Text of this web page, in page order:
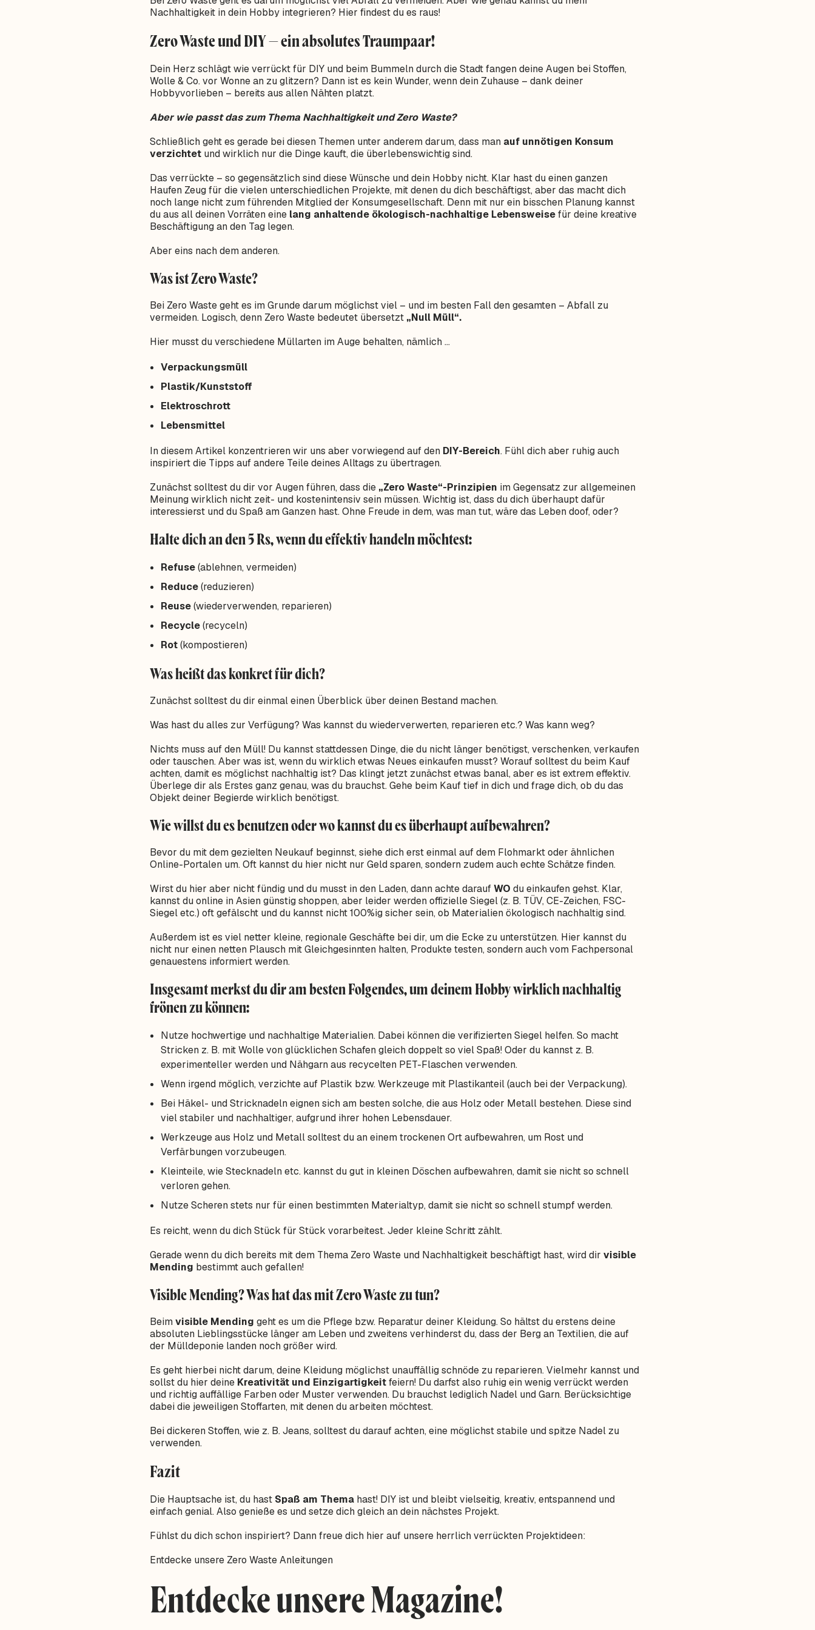
Nachhaltigkeit in dein Hobby integrieren? Hier findest du es raus!
Zero Waste und DIY – ein absolutes Traumpaar!
Dein Herz schlägt wie verrückt für DIY und beim Bummeln durch die Stadt fangen deine Augen bei Stoffen,
Wolle & Co. vor Wonne an zu glitzern? Dann ist es kein Wunder, wenn dein Zuhause – dank deiner
Hobbyvorlieben – bereits aus allen Nähten platzt.
Aber wie passt das zum Thema Nachhaltigkeit und Zero Waste?
Schließlich geht es gerade bei diesen Themen unter anderem darum, dass man auf unnötigen Konsum
verzichtet und wirklich nur die Dinge kauft, die überlebenswichtig sind.
Das verrückte – so gegensätzlich sind diese Wünsche und dein Hobby nicht. Klar hast du einen ganzen
Haufen Zeug für die vielen unterschiedlichen Projekte, mit denen du dich beschäftigst, aber das macht dich
noch lange nicht zum führenden Mitglied der Konsumgesellschaft. Denn mit nur ein bisschen Planung kannst
du aus all deinen Vorräten eine lang anhaltende ökologisch-nachhaltige Lebensweisefür deine kreative
Beschäftigung an den Tag legen.
Aber eins nach dem anderen.
Was ist Zero Waste?
Bei Zero Waste geht es im Grunde darum möglichst viel – und im besten Fall den gesamten – Abfall zu
vermeiden. Logisch, denn Zero Waste bedeutet übersetzt „Null Müll“.
Hier musst du verschiedene Müllarten im Auge behalten, nämlich …
Verpackungsmüll
Plastik/Kunststoff
Elektroschrott
Lebensmittel
In diesem Artikel konzentrieren wir uns aber vorwiegend auf den DIY-Bereich. Fühl dich aber ruhig auch
inspiriert die Tipps auf andere Teile deines Alltags zu übertragen.
Zunächst solltest du dir vor Augen führen, dass die „Zero Waste“-Prinzipien im Gegensatz zur allgemeinen
Meinung wirklich nicht zeit- und kostenintensiv sein müssen. Wichtig ist, dass du dich überhaupt dafür
interessierst und du Spaß am Ganzen hast. Ohne Freude in dem, was man tut, wäre das Leben doof, oder?
Halte dich an den 5 Rs, wenn du effektiv handeln möchtest:
Refuse(ablehnen, vermeiden)
Reduce(reduzieren)
Reuse(wiederverwenden, reparieren)
Recycle(recyceln)
Rot(kompostieren)
Was heißt das konkret für dich?
Zunächst solltest du dir einmal einen Überblick über deinen Bestand machen.
Was hast du alles zur Verfügung? Was kannst du wiederverwerten, reparieren etc.? Was kann weg?
Nichts muss auf den Müll! Du kannst stattdessen Dinge, die du nicht länger benötigst, verschenken, verkaufen
oder tauschen. Aber was ist, wenn du wirklich etwas Neues einkaufen musst? Worauf solltest du beim Kauf
achten, damit es möglichst nachhaltig ist? Das klingt jetzt zunächst etwas banal, aber es ist extrem effektiv.
Überlege dir als Erstes ganz genau, was du brauchst. Gehe beim Kauf tief in dich und frage dich, ob du das
Objekt deiner Begierde wirklich benötigst.
Wie willst du es benutzen oder wo kannst du es überhaupt aufbewahren?
Bevor du mit dem gezielten Neukauf beginnst, siehe dich erst einmal auf dem Flohmarkt oder ähnlichen
Online-Portalen um. Oft kannst du hier nicht nur Geld sparen, sondern zudem auch echte Schätze finden.
Wirst du hier aber nicht fündig und du musst in den Laden, dann achte daraufWO du einkaufen gehst. Klar,
kannst du online in Asien günstig shoppen, aber leider werden offizielle Siegel (z. B. TÜV, CE-Zeichen, FSC-
Siegel etc.) oft gefälscht und du kannst nicht 100%ig sicher sein, ob Materialien ökologisch nachhaltig sind.
Außerdem ist es viel netter kleine, regionale Geschäfte bei dir, um die Ecke zu unterstützen. Hier kannst du
nicht nur einen netten Plausch mit Gleichgesinnten halten, Produkte testen, sondern auch vom Fachpersonal
genauestens informiert werden.
Insgesamt merkst du dir am besten Folgendes, um deinem Hobby wirklich nachhaltig
frönen zu können:
Nutze hochwertige und nachhaltige Materialien. Dabei können die verifizierten Siegel helfen. So macht
Stricken z. B. mit Wolle von glücklichen Schafen gleich doppelt so viel Spaß! Oder du kannst z. B.
experimenteller werden und Nähgarn aus recycelten PET-Flaschen verwenden.
Wenn irgend möglich, verzichte auf Plastik bzw. Werkzeuge mit Plastikanteil (auch bei der Verpackung).
Bei Häkel- und Stricknadeln eignen sich am besten solche, die aus Holz oder Metall bestehen. Diese sind
viel stabiler und nachhaltiger, aufgrund ihrer hohen Lebensdauer.
Werkzeuge aus Holz und Metall solltest du an einem trockenen Ort aufbewahren, um Rost und
Verfärbungen vorzubeugen.
Kleinteile, wie Stecknadeln etc. kannst du gut in kleinen Döschen aufbewahren, damit sie nicht so schnell
verloren gehen.
Nutze Scheren stets nur für einen bestimmten Materialtyp, damit sie nicht so schnell stumpf werden.
Es reicht, wenn du dich Stück für Stück vorarbeitest. Jeder kleine Schritt zählt.
Gerade wenn du dich bereits mit dem Thema Zero Waste und Nachhaltigkeit beschäftigt hast, wird dir visible
Mending bestimmt auch gefallen!
Visible Mending? Was hat das mit Zero Waste zu tun?
Beimvisible Mending geht es um die Pflege bzw. Reparatur deiner Kleidung. So hältst du erstens deine
absoluten Lieblingsstücke länger am Leben und zweitens verhinderst du, dass der Berg an Textilien, die auf
der Mülldeponie landen noch größer wird.
Es geht hierbei nicht darum, deine Kleidung möglichst unauffällig schnöde zu reparieren. Vielmehr kannst und
sollst du hier deine Kreativität und Einzigartigkeitfeiern! Du darfst also ruhig ein wenig verrückt werden
und richtig auffällige Farben oder Muster verwenden. Du brauchst lediglich Nadel und Garn. Berücksichtige
dabei die jeweiligen Stoffarten, mit denen du arbeiten möchtest.
Bei dickeren Stoffen, wie z. B. Jeans, solltest du darauf achten, eine möglichst stabile und spitze Nadel zu
verwenden.
Fazit
Die Hauptsache ist, du hast Spaß am Thema hast! DIY ist und bleibt vielseitig, kreativ, entspannend und
einfach genial. Also genieße es und setze dich gleich an dein nächstes Projekt.
Fühlst du dich schon inspiriert? Dann freue dich hier auf unsere herrlich verrückten Projektideen:
Entdecke unsere Zero Waste Anleitungen
Entdecke unsere Magazine!